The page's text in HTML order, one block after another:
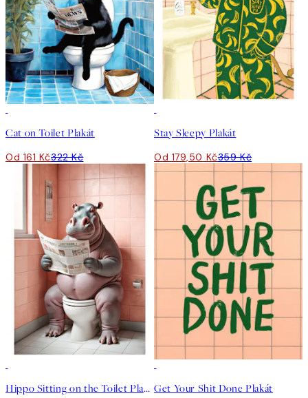
Cat on Toilet Plakát
Od 161 Kč322 Kč
Stay Sleepy Plakát
Od 179,50 Kč359 Kč
Hippo Sitting on the Toilet Plakát Get Your Shit Done Plakát